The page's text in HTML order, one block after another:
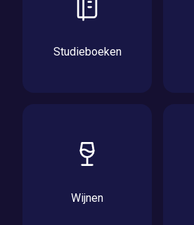
Studieboeken
Wijnen